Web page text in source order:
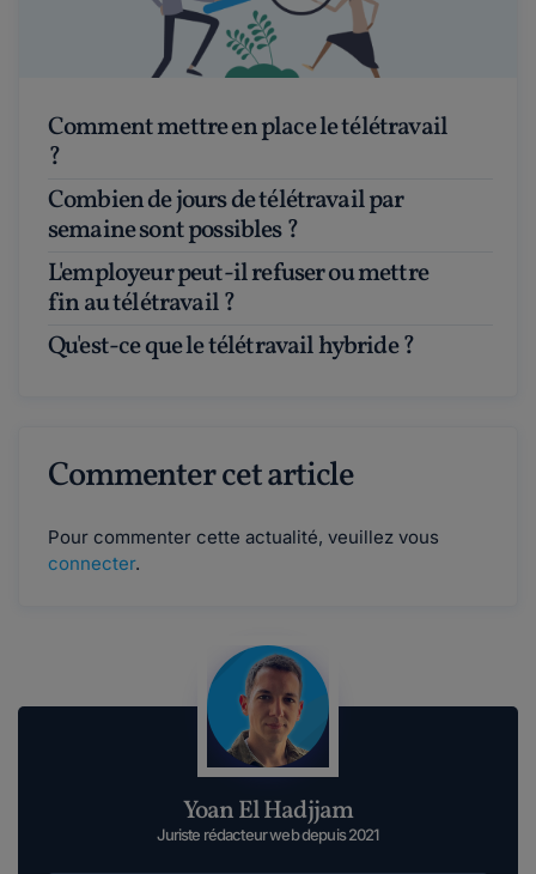
Comment mettre en place le télétravail
?
Combien de jours de télétravail par
semaine sont possibles ?
L'employeur peut-il refuser ou mettre
fin au télétravail ?
Qu'est-ce que le télétravail hybride ?
Commenter cet article
Pour commenter cette actualité, veuillez vous
connecter.
Yoan El Hadjjam
Juriste rédacteur web depuis 2021